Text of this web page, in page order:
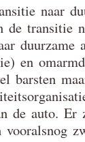
naar
transitie
en
barsten
de auto. Er